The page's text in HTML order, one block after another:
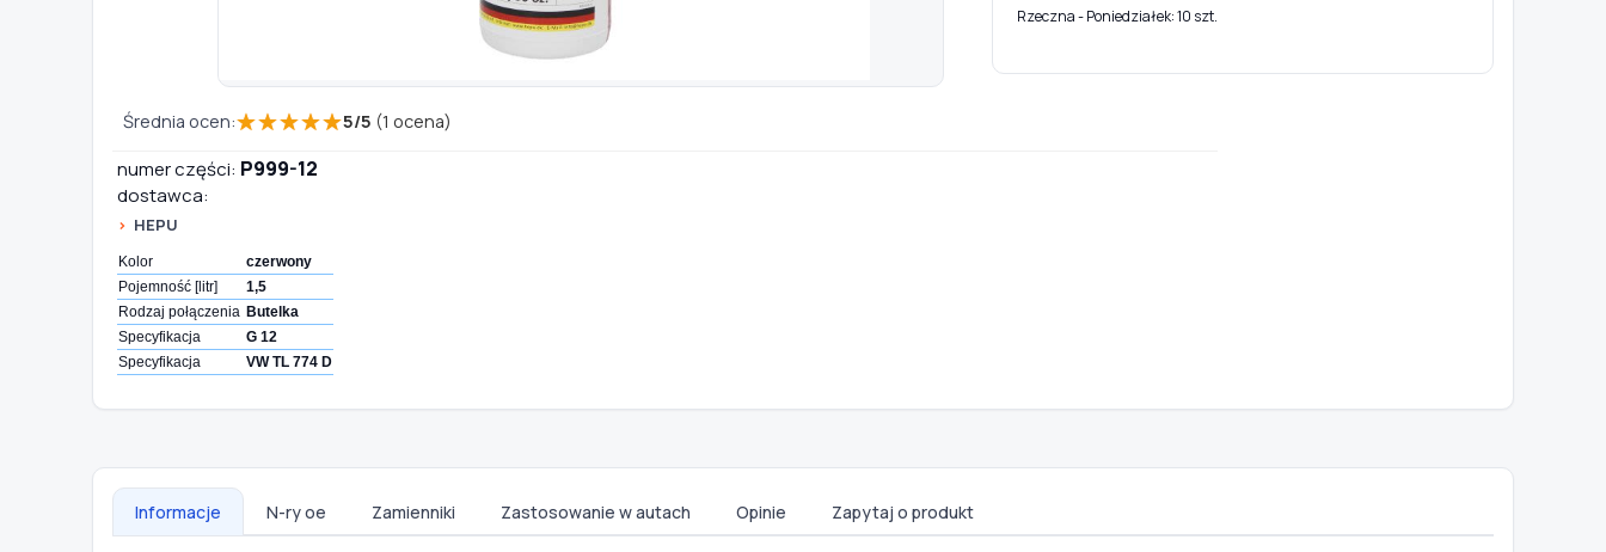
Rzeczna - Poniedziałek: 10 szt.
Średnia ocen:★★★★★5/5 (1 ocena)
numer części: P999-12
dostawca:
HEPU
Kolor
czerwony
Pojemność [litr]
1,5
Rodzaj połączenia Butelka
Specyfikacja
G 12
Specyfikacja
VW TL 774 D
Informacje N-ry oe Zamienniki Zastosowanie w autach Opinie Zapytaj o produkt